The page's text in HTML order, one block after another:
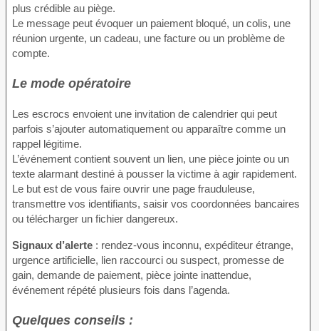
plus crédible au piège.
Le message peut évoquer un paiement bloqué, un colis, une
réunion urgente, un cadeau, une facture ou un problème de
compte.
Le mode opératoire
Les escrocs envoient une invitation de calendrier qui peut
parfois s’ajouter automatiquement ou apparaître comme un
rappel légitime.
L’événement contient souvent un lien, une pièce jointe ou un
texte alarmant destiné à pousser la victime à agir rapidement.
Le but est de vous faire ouvrir une page frauduleuse,
transmettre vos identifiants, saisir vos coordonnées bancaires
ou télécharger un fichier dangereux.
Signaux d’alerte : rendez-vous inconnu, expéditeur étrange,
urgence artificielle, lien raccourci ou suspect, promesse de
gain, demande de paiement, pièce jointe inattendue,
événement répété plusieurs fois dans l’agenda.
Quelques conseils :